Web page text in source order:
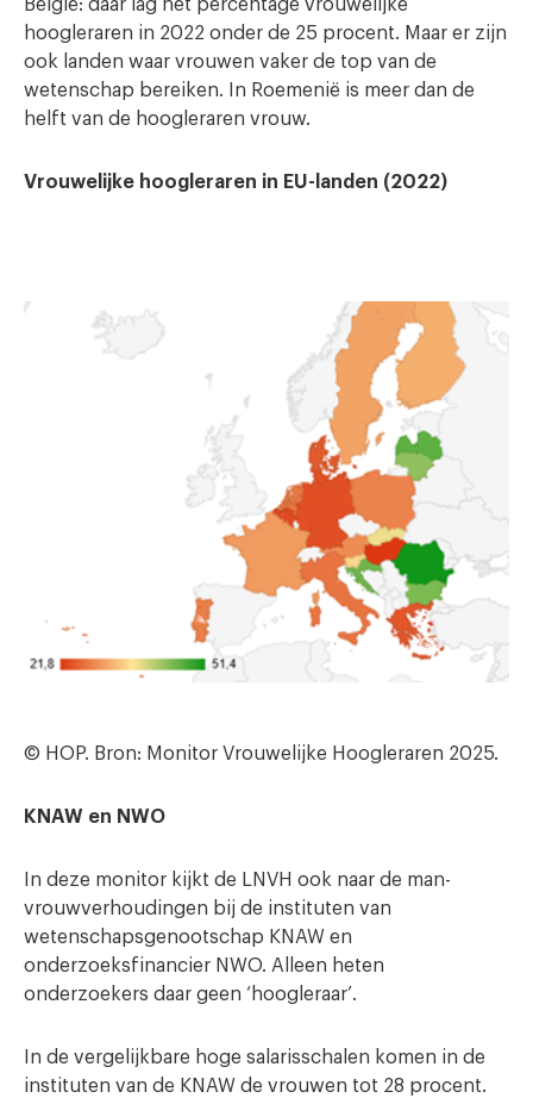
België: daar lag het percentage vrouwelijke
hoogleraren in 2022 onder de 25 procent. Maar er zijn
ook landen waar vrouwen vaker de top van de
wetenschap bereiken. In Roemenië is meer dan de
helft van de hoogleraren vrouw.
Vrouwelijke hoogleraren in EU-landen (2022)
© HOP. Bron: Monitor Vrouwelijke Hoogleraren 2025.
KNAW en NWO
In deze monitor kijkt de LNVH ook naar de man-
vrouwverhoudingen bij de instituten van
wetenschapsgenootschap KNAW en
onderzoeksfinancier NWO. Alleen heten
onderzoekers daar geen ‘hoogleraar’.
In de vergelijkbare hoge salarisschalen komen in de
instituten van de KNAW de vrouwen tot 28 procent.